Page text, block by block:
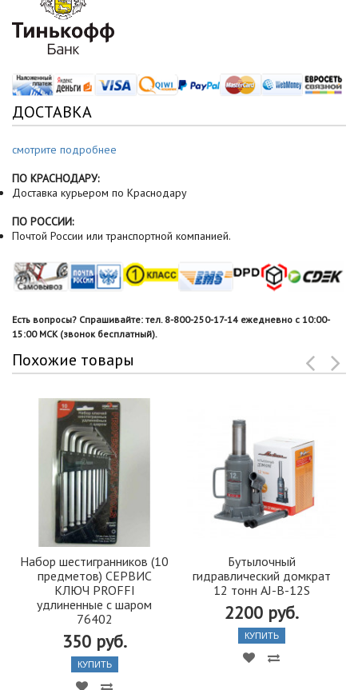
ДОСТАВКА
смотрите подробнее
ПО КРАСНОДАРУ:
Доставка курьером по Краснодару
ПО РОССИИ:
Почтой России или транспортной компанией.
Есть вопросы? Спрашивайте: тел. 8-800-250-17-14 ежедневно с 10:00-
15:00 МСК (звонок бесплатный).
Похожие товары
Набор шестигранников (10
предметов) СЕРВИС
КЛЮЧ PROFFI
удлиненные с шаром
76402
350 руб.
КУПИТЬ
Бутылочный
гидравлический домкрат
12 тонн AJ-B-12S
2200 руб.
КУПИТЬ